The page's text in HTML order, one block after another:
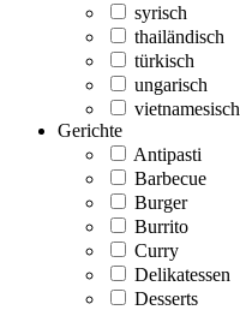
syrisch
thailändisch
türkisch
ungarisch
vietnamesisch
Gerichte
Antipasti
Barbecue
Burger
Burrito
Curry
Delikatessen
Desserts